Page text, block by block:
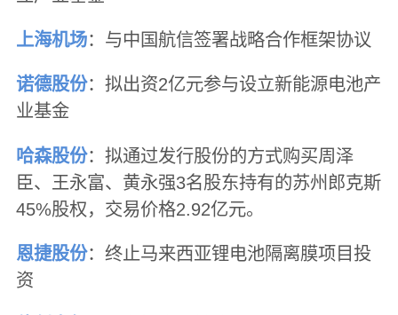
上海机场：与中国航信签署战略合作框架协议
诺德股份：拟出资2亿元参与设立新能源电池产
业基金
哈森股份：拟通过发行股份的方式购买周泽
臣、王永富、黄永强3名股东持有的苏州郎克斯
45%股权，交易价格2.92亿元。
恩捷股份：终止马来西亚锂电池隔离膜项目投
资